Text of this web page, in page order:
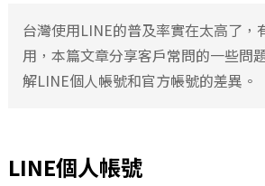
台灣使用LINE的普及率實在太高了，
用，本篇文章分享客戶常問的一些問
解LINE個人帳號和官方帳號的差異。
LINE個人帳號